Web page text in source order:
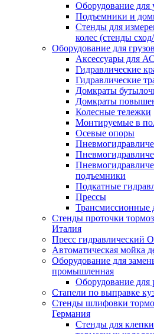
Оборудование
Подъемники и
Стенды для
колес (стенды
Оборудование для
Аксессуары для
Гидравлические
Гидравлические
Домкраты
Домкраты
Колесные тележки
Монтируемые в
Осевые опоры
подъемники
Подкатные
Прессы
Трансмиссионные
Стенды проточки
Италия
Пресс гидравлический
Автоматическая мойка
Оборудование для
промышленная
Оборудование для
Стапели по выправке
Стенды шлифовки
Германия
Стенды для